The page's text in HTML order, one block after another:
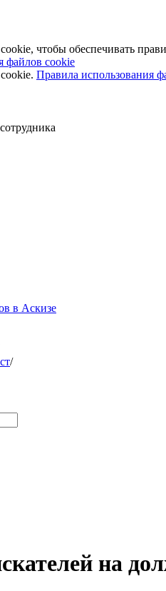
чтобы обеспечивать
файлов cookie
Правила использования
в Аскизе
/
на